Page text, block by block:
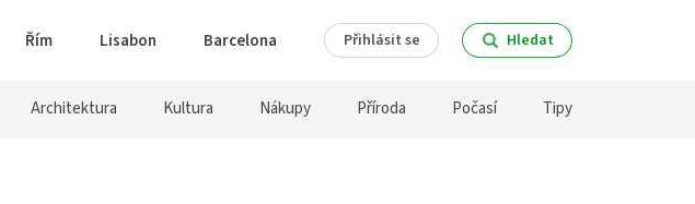
Řím Lisabon Barcelona Přihlásit se Hledat
Architektura Kultura Nákupy Příroda Počasí Tipy